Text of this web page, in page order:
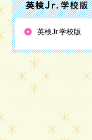
英検Jr.学校版